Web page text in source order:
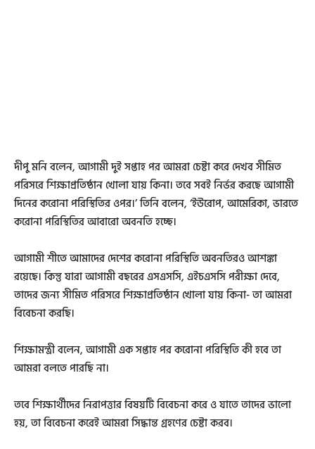
দীপু মনি বলেন, আগামী দুই সপ্তাহ পর আমরা চেষ্টা করে দেখব সীমিত
পরিসরে শিক্ষাপ্রতিষ্ঠান খোলা যায় কিনা। তবে সবই নির্ভর করছে আগামী
দিনের করোনা পরিস্থিতির ওপর।’ তিনি বলেন, ‘ইউরোপ, আমেরিকা, ভারতে
করোনা পরিস্থিতির আবারো অবনতি হচ্ছে।
আগামী শীতে আমাদের দেশের করোনা পরিস্থিতি অবনতিরও আশঙ্কা
রয়েছে। কিন্তু যারা আগামী বছরের এসএসসি, এইচএসসি পরীক্ষা দেবে,
তাদের জন্য সীমিত পরিসরে শিক্ষাপ্রতিষ্ঠান খোলা যায় কিনা- তা আমরা
বিবেচনা করছি।
শিক্ষামন্ত্রী বলেন, আগামী এক সপ্তাহ পর করোনা পরিস্থিতি কী হবে তা
আমরা বলতে পারছি না।
তবে শিক্ষার্থীদের নিরাপত্তার বিষয়টি বিবেচনা করে ও যাতে তাদের ভালো
হয়, তা বিবেচনা করেই আমরা সিদ্ধান্ত গ্রহণের চেষ্টা করব।